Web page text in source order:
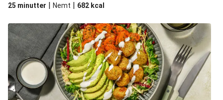
25 minutter | Nemt | 682 kcal